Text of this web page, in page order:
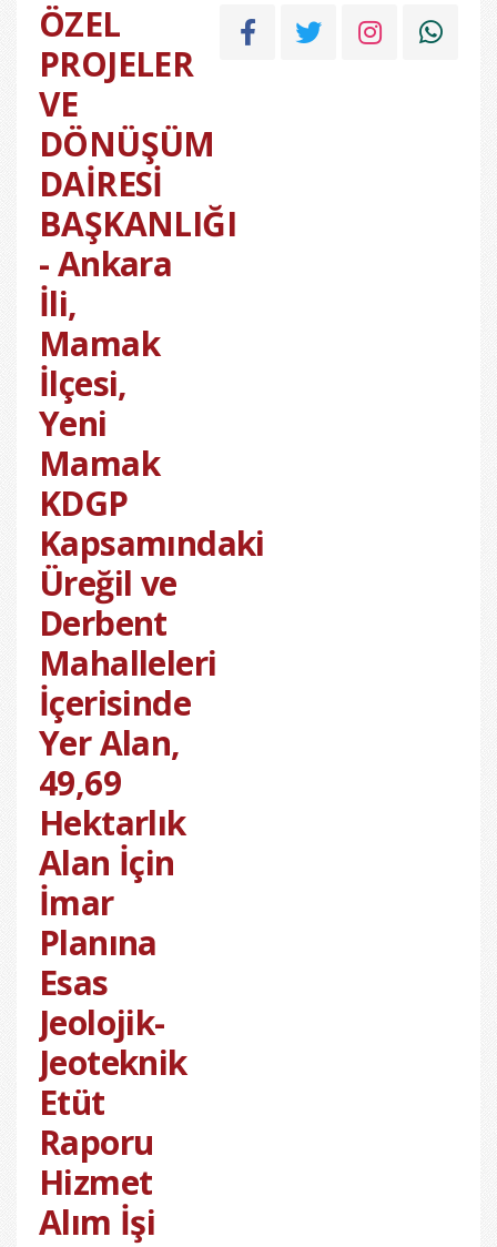
ÖZEL
PROJELER
VE
DÖNÜŞÜM
DAİRESİ
BAŞKANLIĞI
- Ankara
İli,
Mamak
İlçesi,
Yeni
Mamak
KDGP
Kapsamındaki
Üreğil ve
Derbent
Mahalleleri
İçerisinde
Yer Alan,
49,69
Hektarlık
Alan İçin
İmar
Planına
Esas
Jeolojik-
Jeoteknik
Etüt
Raporu
Hizmet
Alım İşi